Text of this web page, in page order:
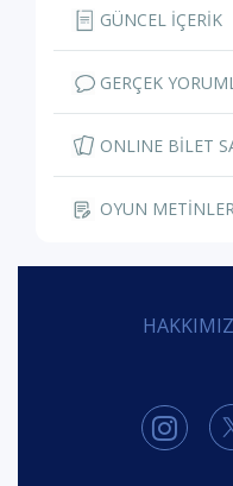
GÜNCEL İÇERİK
GERÇEK
ONLINE BİLET
OYUN